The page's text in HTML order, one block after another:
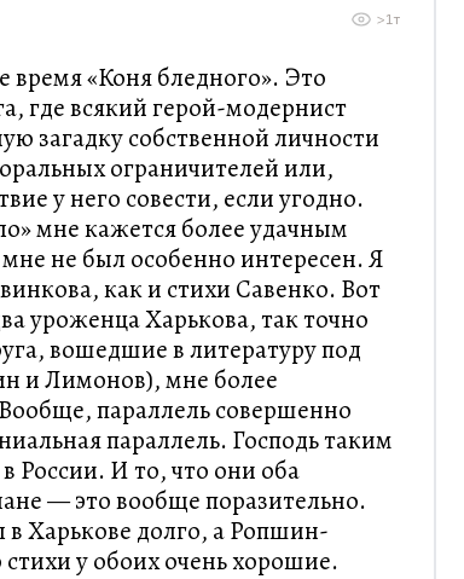
>1т
время «Коня бледного». Это
где всякий герой-модернист
загадку собственной личности
ограничителей или,
у него совести, если угодно.
мне кажется более удачным
не был особенно интересен. Я
как и стихи Савенко. Вот
уроженца Харькова, так точно
вошедшие в литературу под
и Лимонов), мне более
параллель совершенно
параллель. Господь таким
России. И то, что они оба
— это вообще поразительно.
Харькове долго, а Ропшин-
у обоих очень хорошие.